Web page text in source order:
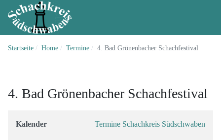
Startseite Home Termine 4. Bad Grönenbacher Schachfestival
4. Bad Grönenbacher Schachfestival
Kalender Termine Schachkreis Südschwaben